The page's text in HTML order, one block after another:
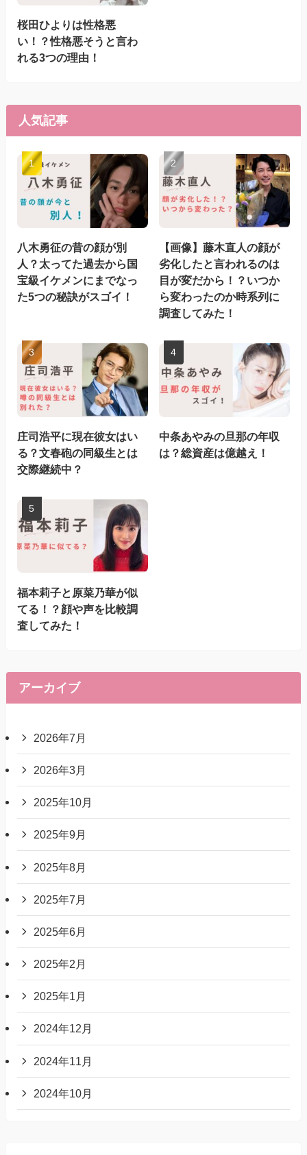
桜田ひよりは性格悪
い！？性格悪そうと言わ
れる3つの理由！
人気記事
八木勇征の昔の顔が別
人？太ってた過去から国
宝級イケメンにまでなっ
た5つの秘訣がスゴイ！
【画像】藤木直人の顔が
劣化したと言われるのは
目が変だから！？いつか
ら変わったのか時系列に
調査してみた！
庄司浩平に現在彼女はい
る？文春砲の同級生とは
交際継続中？
中条あやみの旦那の年収
は？総資産は億越え！
福本莉子と原菜乃華が似
てる！？顔や声を比較調
査してみた！
アーカイブ
2026年7月
2026年3月
2025年10月
2025年9月
2025年8月
2025年7月
2025年6月
2025年2月
2025年1月
2024年12月
2024年11月
2024年10月